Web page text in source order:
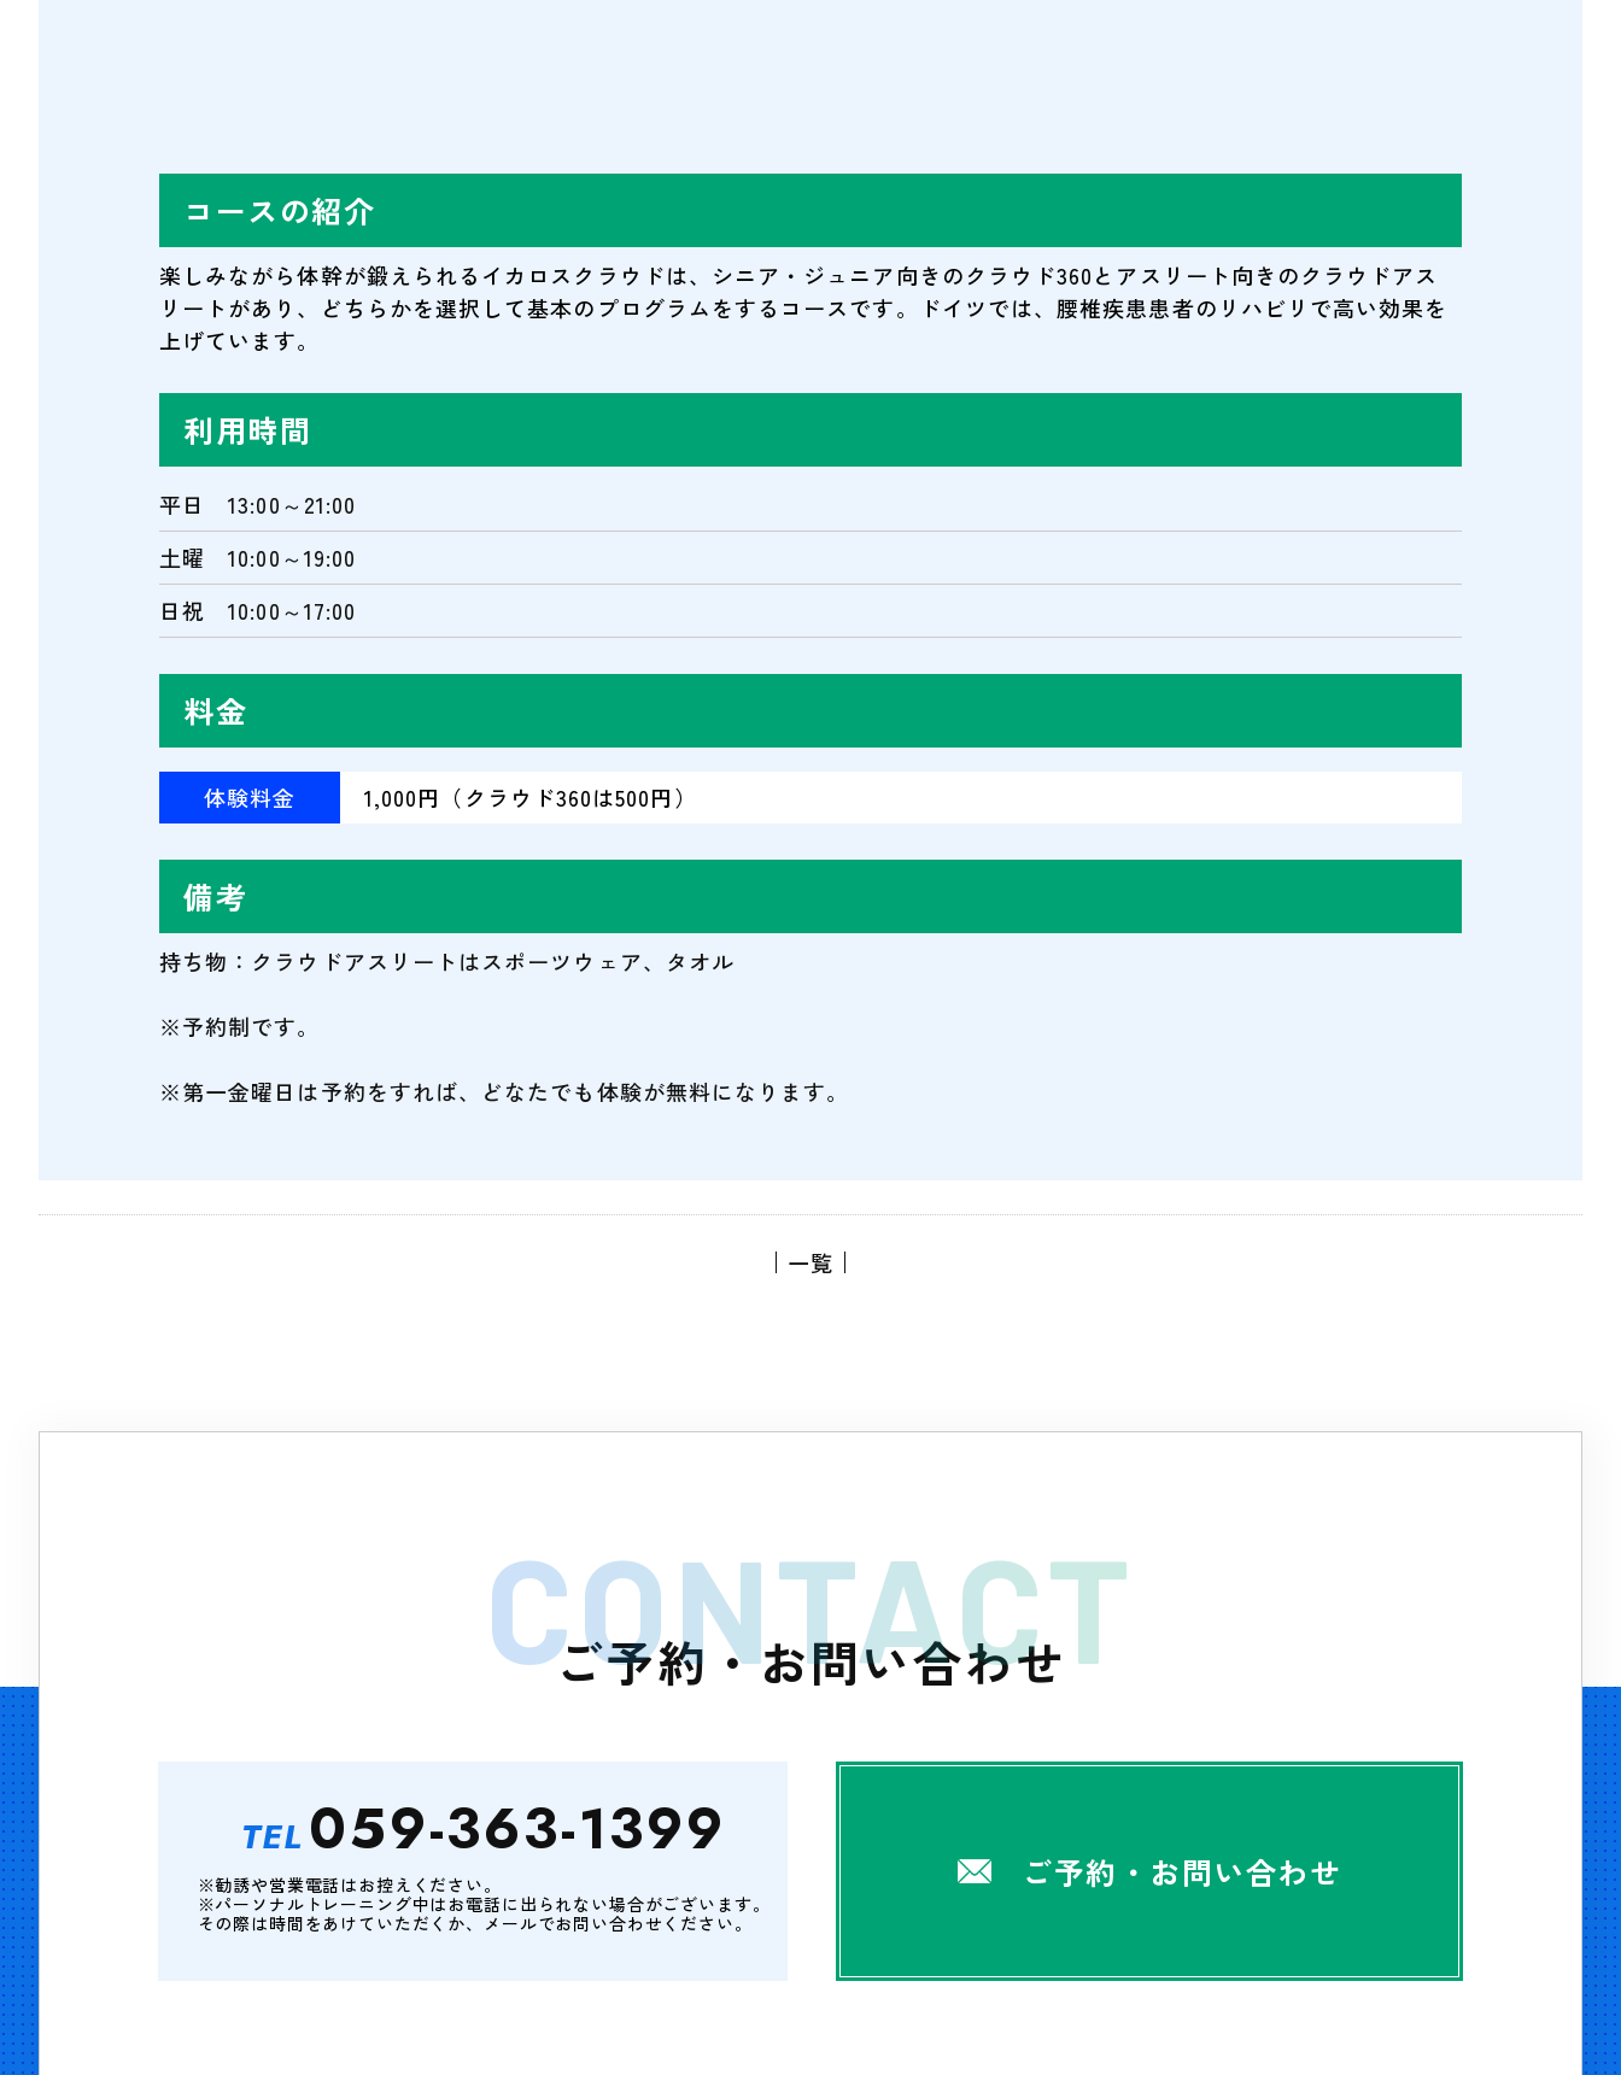
コースの紹介
楽しみながら体幹が鍛えられるイカロスクラウドは、シニア・ジュニア向きのクラウド360とアスリート向きのクラウドアス
リートがあり、どちらかを選択して基本のプログラムをするコースです。ドイツでは、腰椎疾患患者のリハビリで高い効果を
上げています。
利用時間
平日 13:00～21:00
土曜 10:00～19:00
日祝 10:00～17:00
料金
体験料金 1,000円（クラウド360は500円）
備考
持ち物：クラウドアスリートはスポーツウェア、タオル
※予約制です。
※第一金曜日は予約をすれば、どなたでも体験が無料になります。
一覧
CONTACT
ご予約・お問い合わせ
TEL 059-363-1399
※勧誘や営業電話はお控えください。
※パーソナルトレーニング中はお電話に出られない場合がございます。
その際は時間をあけていただくか、メールでお問い合わせください。
ご予約・お問い合わせ